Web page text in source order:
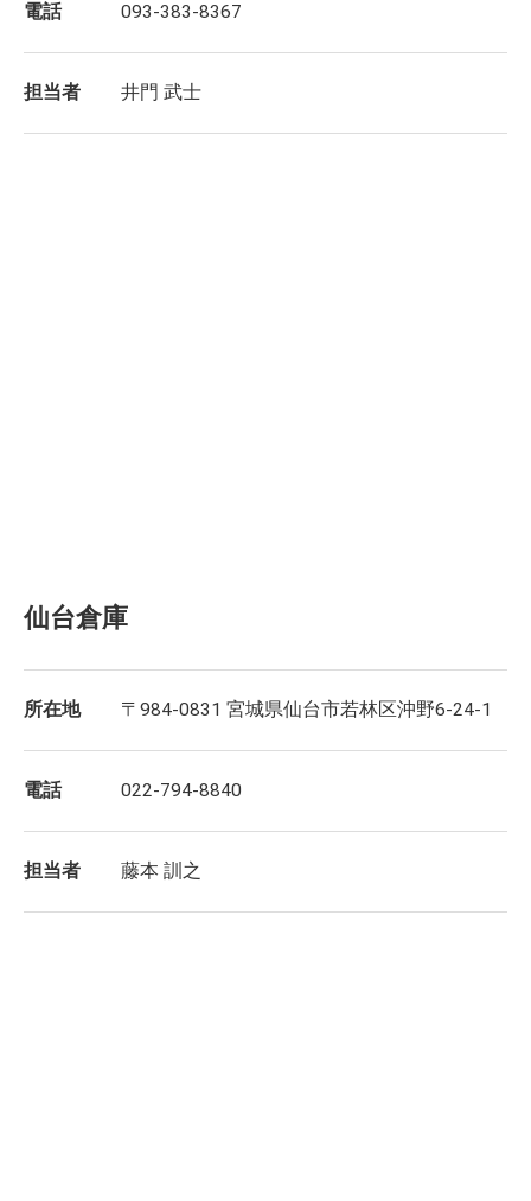
電話 093-383-8367
担当者 井門 武士
仙台倉庫
所在地 〒984-0831 宮城県仙台市若林区沖野6-24-1
電話 022-794-8840
担当者 藤本 訓之